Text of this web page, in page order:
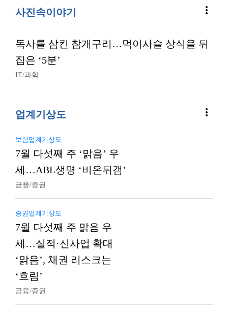
사진속이야기 more_vert
독사를 삼킨 참개구리…먹이사슬 상식을 뒤
집은 ‘5분’
IT/과학
업계기상도 more_vert
보험업계기상도
7월 다섯째 주 ‘맑음’ 우
세…ABL생명 ‘비온뒤갬’
금융/증권
증권업계기상도
7월 다섯째 주 맑음 우
세…실적·신사업 확대
‘맑음’, 채권 리스크는
‘흐림’
금융/증권